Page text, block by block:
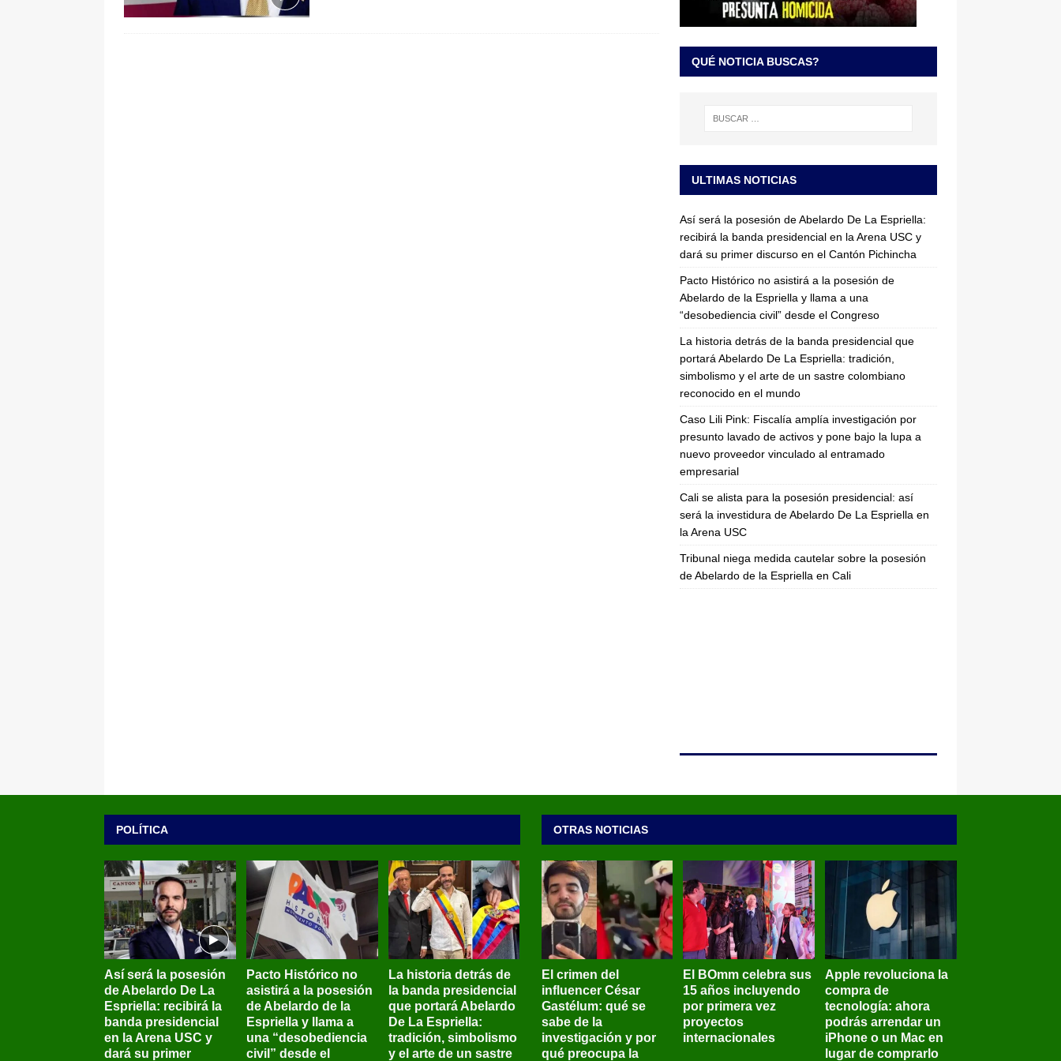
pone bajo la lupa a nuevo proveedor vinculado al entramado empresarial
QUÉ NOTICIA BUSCAS?
ULTIMAS NOTICIAS
Así será la posesión de Abelardo De La Espriella:
recibirá la banda presidencial en la Arena USC y
dará su primer discurso en el Cantón Pichincha
Pacto Histórico no asistirá a la posesión de
Abelardo de la Espriella y llama a una
“desobediencia civil” desde el Congreso
La historia detrás de la banda presidencial que
portará Abelardo De La Espriella: tradición,
simbolismo y el arte de un sastre colombiano
reconocido en el mundo
Caso Lili Pink: Fiscalía amplía investigación por
presunto lavado de activos y pone bajo la lupa a
nuevo proveedor vinculado al entramado
empresarial
Cali se alista para la posesión presidencial: así
será la investidura de Abelardo De La Espriella en
la Arena USC
Tribunal niega medida cautelar sobre la posesión
de Abelardo de la Espriella en Cali
POLÍTICA
Así será la posesión
de Abelardo De La
Espriella: recibirá la
banda presidencial
en la Arena USC y
dará su primer
Pacto Histórico no
asistirá a la posesión
de Abelardo de la
Espriella y llama a
una “desobediencia
civil” desde el
La historia detrás de
la banda presidencial
que portará Abelardo
De La Espriella:
tradición, simbolismo
y el arte de un sastre
OTRAS NOTICIAS
El crimen del
influencer César
Gastélum: qué se
sabe de la
investigación y por
qué preocupa la
El BOmm celebra sus
15 años incluyendo
por primera vez
proyectos
internacionales
Apple revoluciona la
compra de
tecnología: ahora
podrás arrendar un
iPhone o un Mac en
lugar de comprarlo